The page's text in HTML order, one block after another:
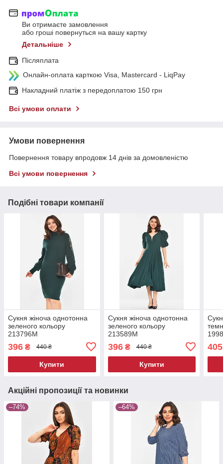
Ви отримаєте замовлення
або гроші повернуться на вашу картку
Детальніше
Післяплата
Онлайн-оплата карткою Visa, Mastercard - LiqPay
Накладний платіж з передоплатою 150 грн
Всі умови оплати
Умови повернення
Повернення товару впродовж 14 днів за домовленістю
Всі умови повернення
Подібні товари компанії
Сукня жіноча однотонна
зеленого кольору
213796M
396 ₴ 440 ₴
Купити
Сукня жіноча однотонна
зеленого кольору
213589M
396₴ 440 ₴
Купити
405
Акційні пропозиції та новинки
–74% –64%